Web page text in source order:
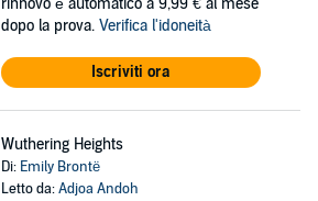
rinnovo è automatico a 9,99 € al mese
dopo la prova. Verifica l'idoneità
Iscriviti ora
Wuthering Heights
Di: Emily Brontë
Letto da:Adjoa Andoh